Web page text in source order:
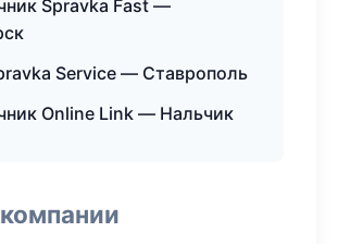
Spravka Fast —
Service — Ставрополь
Online Link — Нальчик